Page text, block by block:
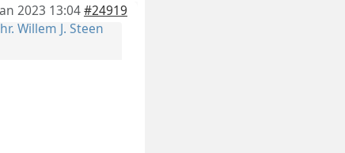
2023 13:04#24919
Willem J. Steen